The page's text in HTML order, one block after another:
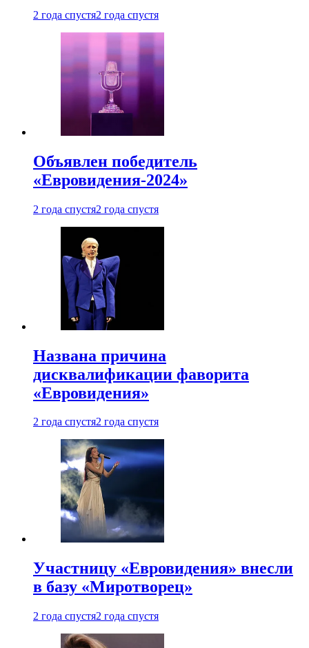
2 года спустя2 года спустя
Объявлен победитель
«Евровидения-2024»
2 года спустя2 года спустя
Названа причина
дисквалификации фаворита
«Евровидения»
2 года спустя2 года спустя
Участницу «Евровидения» внесли
в базу «Миротворец»
2 года спустя2 года спустя